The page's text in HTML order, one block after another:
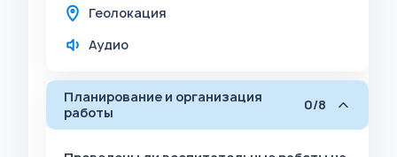
Геолокация
Аудио
Планирование и организация
работы
0/8